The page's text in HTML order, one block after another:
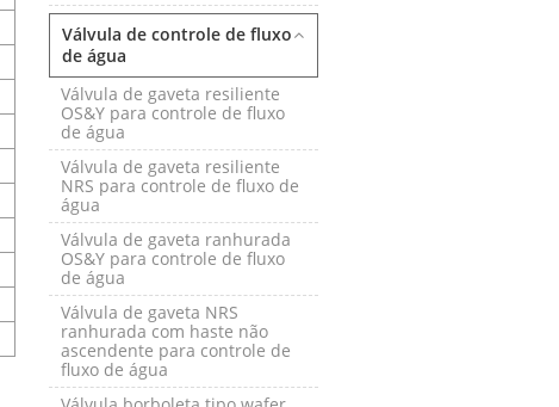
Válvula de controle de fluxo
de água
Válvula de gaveta resiliente
OS&Y para controle de fluxo
de água
Válvula de gaveta resiliente
NRS para controle de fluxo de
água
Válvula de gaveta ranhurada
OS&Y para controle de fluxo
de água
Válvula de gaveta NRS
ranhurada com haste não
ascendente para controle de
fluxo de água